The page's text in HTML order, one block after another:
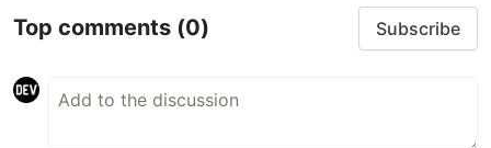
Top comments (0) Subscribe